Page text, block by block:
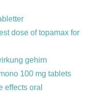
dose of topamax for
gehirn
100 mg tablets
effects oral